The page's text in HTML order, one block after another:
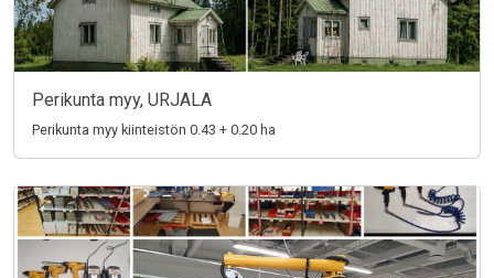
Perikunta myy, URJALA
Perikunta myy kiinteistön 0.43 + 0.20 ha